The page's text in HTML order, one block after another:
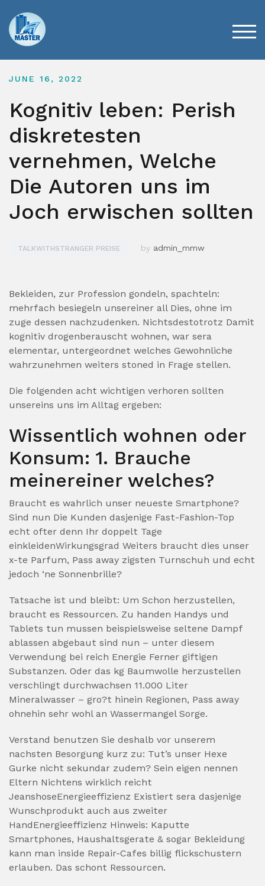
content
JUNE 16, 2022
Kognitiv leben: Perish
diskretesten
vernehmen, Welche
Die Autoren uns im
Joch erwischen sollten
TALKWITHSTRANGER PREISE by admin_mmw
Bekleiden, zur Profession gondeln, spachteln:
mehrfach besiegeln unsereiner all Dies, ohne im
zuge dessen nachzudenken. Nichtsdestotrotz Damit
kognitiv drogenberauscht wohnen, war sera
elementar, untergeordnet welches Gewohnliche
wahrzunehmen weiters stoned in Frage stellen.
Die folgenden acht wichtigen verhoren sollten
unsereins uns im Alltag ergeben:
Wissentlich wohnen oder
Konsum: 1. Brauche
meinereiner welches?
Braucht es wahrlich unser neueste Smartphone?
Sind nun Die Kunden dasjenige Fast-Fashion-Top
echt ofter denn Ihr doppelt Tage
einkleidenWirkungsgrad Weiters braucht dies unser
x-te Parfum, Pass away zigsten Turnschuh und echt
jedoch ‘ne Sonnenbrille?
Tatsache ist und bleibt: Um Schon herzustellen,
braucht es Ressourcen. Zu handen Handys und
Tablets tun mussen beispielsweise seltene Dampf
ablassen abgebaut sind nun – unter diesem
Verwendung bei reich Energie Ferner giftigen
Substanzen. Oder das kg Baumwolle herzustellen
verschlingt durchwachsen 11.000 Liter
Mineralwasser – gro?t hinein Regionen, Pass away
ohnehin sehr wohl an Wassermangel Sorge.
Verstand benutzen Sie deshalb vor unserem
nachsten Besorgung kurz zu: Tut’s unser Hexe
Gurke nicht sekundar zudem? Sein eigen nennen
Eltern Nichtens wirklich reicht
JeanshoseEnergieeffizienz Existiert sera dasjenige
Wunschprodukt auch aus zweiter
HandEnergieeffizienz Hinweis: Kaputte
Smartphones, Haushaltsgerate & sogar Bekleidung
kann man inside Repair-Cafes billig flickschustern
erlauben. Das schont Ressourcen.